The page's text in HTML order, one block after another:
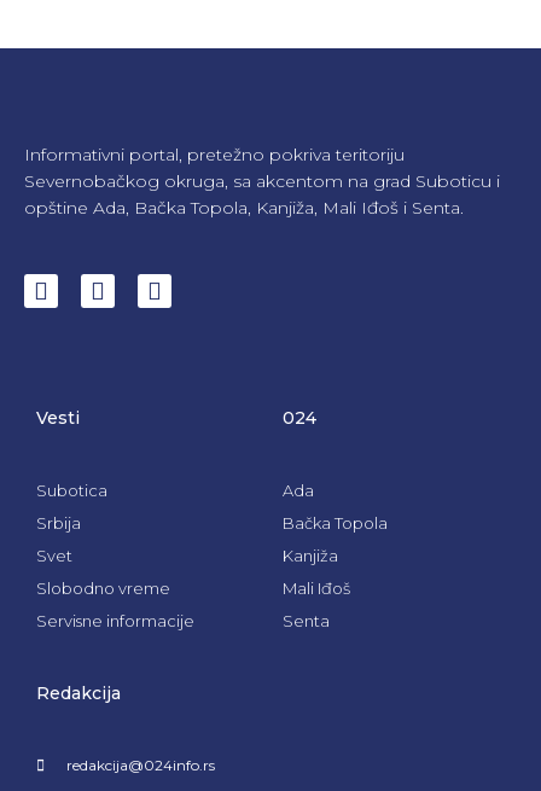
Informativni portal, pretežno pokriva teritoriju
Severnobačkog okruga, sa akcentom na grad Suboticu i
opštine Ada, Bačka Topola, Kanjiža, Mali Iđoš i Senta.
F
a
o
o
I
n
Y
o
Vesti
Subotica
Srbija
Svet
Slobodno vreme
Servisne informacije
024
Ada
Bačka Topola
Kanjiža
Mali Iđoš
Senta
Redakcija
redakcija@024info.rs